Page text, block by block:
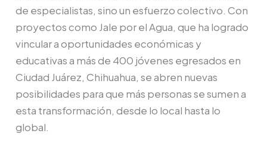
de especialistas, sino un esfuerzo colectivo. Con
proyectos como Jale por el Agua, que ha logrado
vincular a oportunidades económicas y
educativas a más de 400 jóvenes egresados en
Ciudad Juárez, Chihuahua, se abren nuevas
posibilidades para que más personas se sumen a
esta transformación, desde lo local hasta lo
global.